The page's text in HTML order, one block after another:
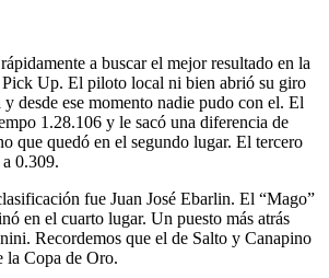
a buscar el mejor resultado en la
Up. El piloto local ni bien abrió su giro
desde ese momento nadie pudo con el. El
1.28.106 y le sacó una diferencia de
que quedó en el segundo lugar. El tercero
0.309.
fue Juan José Ebarlin. El “Mago”
en el cuarto lugar. Un puesto más atrás
Recordemos que el de Salto y Canapino
la Copa de Oro.